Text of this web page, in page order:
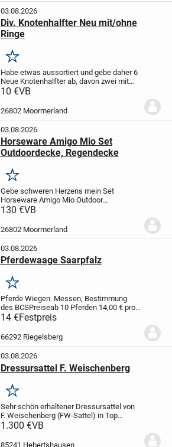
03.08.2026
Div. Knotenhalfter Neu mit/ohne
Ringe
Merken
Habe etwas aussortiert und gebe daher 6
Neue Knotenhalfter ab, davon zwei mit
Ringen. Größe VB/WB. Diese lagen nicht
sind teils sogar noch verpackt.
10 €VB
26802 Moormerland
03.08.2026
Horseware Amigo Mio Set
Outdoordecke, Regendecke
Merken
Gebe schweren Herzens mein Set
Horseware Amigo Mio Outdoor
Regendecken ab.
gerne nochmal genau messen. Die ältere
130 €VB
26802 Moormerland
03.08.2026
Pferdewaage Saarpfalz
Merken
Pferde Wiegen. Messen, Bestimmung
des BCSPreiseab 10 Pferden 14,00 € pro
Pferd3 bis 9 Pferde 17,00 € pro Pferd
2 Pferde 20,00 € pro Pferd
14 €Festpreis
66292 Riegelsberg
03.08.2026
Dressursattel F. Weischenberg
Merken
Sehr schön erhaltener Dressursattel von
F. Weischenberg (FW-Sattel) in Top
Zustand. Der Sattel wurde 1 1/2 Jahre
zeigen auch die Fotos. Sitzfläche 17"
1.300 €VB
85241 Hebertshausen